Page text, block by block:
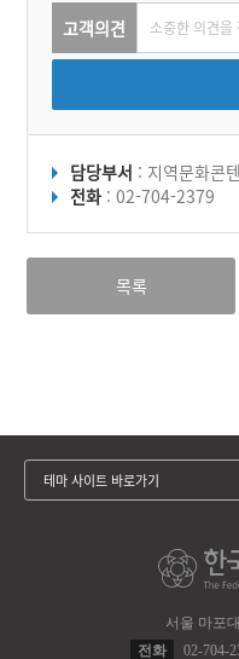
고객의견
담당부서 : 지역문화콘
전화 : 02-704-2379
목록
서울 마포
전화
02-704-
테마 사이트 바로가기